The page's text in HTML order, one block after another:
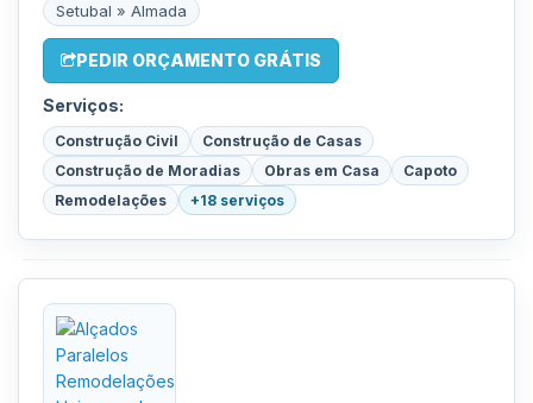
Setubal » Almada
PEDIR ORÇAMENTO GRÁTIS
Serviços:
Construção Civil
Construção de Casas
Construção de Moradias
Obras em Casa
Capoto
Remodelações
+18 serviços